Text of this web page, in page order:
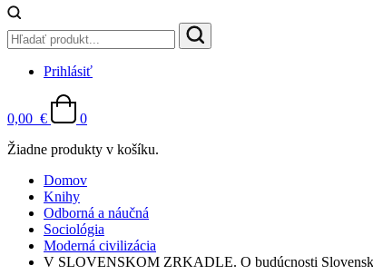
Prihlásiť
0,00 €
0
Žiadne produkty v košíku.
Domov
Knihy
Odborná a náučná
Sociológia
Moderná civilizácia
V SLOVENSKOM ZRKADLE. O budúcnosti